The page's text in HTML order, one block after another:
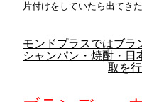
片付けをしていたら出てき
モンドプラスではブラ
シャンパン・焼酎・日
取を